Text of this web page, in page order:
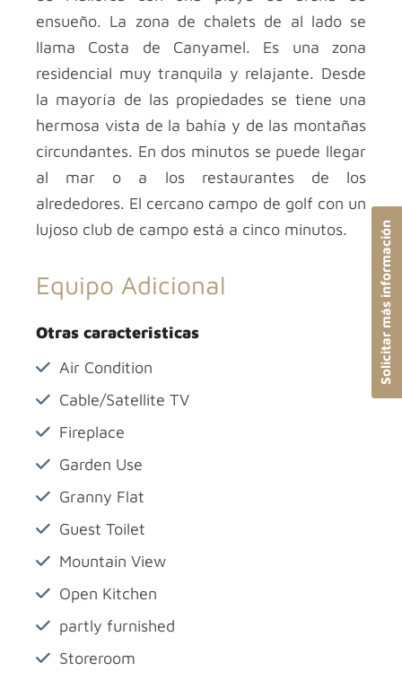
ensueño. La zona de chalets de al lado se
llama Costa de Canyamel. Es una zona
residencial muy tranquila y relajante. Desde
la mayoría de las propiedades se tiene una
hermosa vista de la bahía y de las montañas
circundantes. En dos minutos se puede llegar
al mar o a los restaurantes de los
alrededores. El cercano campo de golf con un
lujoso club de campo está a cinco minutos.
Equipo Adicional
Otras caracteristicas
Air Condition
Cable/Satellite TV
Fireplace
Garden Use
Granny Flat
Guest Toilet
Mountain View
Open Kitchen
partly furnished
Storeroom
Solicitar más información